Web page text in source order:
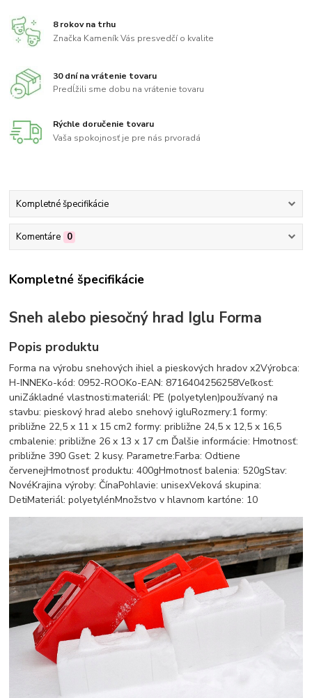
8 rokov na trhu
Značka Kameník Vás presvedčí o kvalite
30 dní na vrátenie tovaru
Predĺžili sme dobu na vrátenie tovaru
Rýchle doručenie tovaru
Vaša spokojnosť je pre nás prvoradá
Kompletné špecifikácie
Komentáre 0
Kompletné špecifikácie
Sneh alebo piesočný hrad Iglu Forma
Popis produktu
Forma na výrobu snehových ihiel a pieskových hradov x2Výrobca:
H-INNEKo-kód: 0952-ROOKo-EAN: 8716404256258Veľkosť:
uniZákladné vlastnosti:materiál: PE (polyetylen)používaný na
stavbu: pieskový hrad alebo snehový igluRozmery:1 formy:
približne 22,5 x 11 x 15 cm2 formy: približne 24,5 x 12,5 x 16,5
cmbalenie: približne 26 x 13 x 17 cm Ďalšie informácie: Hmotnosť:
približne 390 Gset: 2 kusy. Parametre:Farba: Odtiene
červenejHmotnosť produktu: 400gHmotnosť balenia: 520gStav:
NovéKrajina výroby: ČínaPohlavie: unisexVeková skupina:
DetiMateriál: polyetylénMnožstvo v hlavnom kartóne: 10